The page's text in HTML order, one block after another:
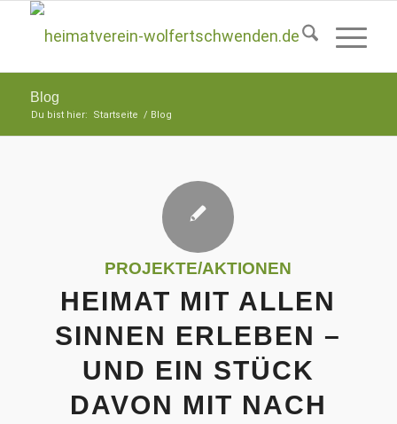
Blog
Du bist hier: Startseite / Blog
PROJEKTE/AKTIONEN
HEIMAT MIT ALLEN
SINNEN ERLEBEN –
UND EIN STÜCK
DAVON MIT NACH